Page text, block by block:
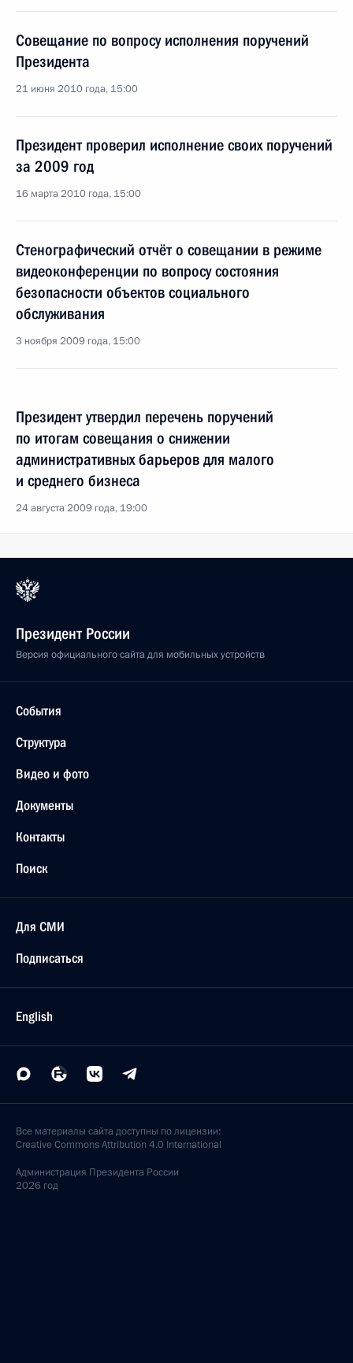
Совещание по вопросу исполнения поручений
Президента
21 июня 2010 года, 15:00
Президент проверил исполнение своих поручений
за 2009 год
16 марта 2010 года, 15:00
Стенографический отчёт о совещании в режиме
видеоконференции по вопросу состояния
безопасности объектов социального
обслуживания
3 ноября 2009 года, 15:00
Президент утвердил перечень поручений
по итогам совещания о снижении
административных барьеров для малого
и среднего бизнеса
24 августа 2009 года, 19:00
Президент России
Версия официального сайта для мобильных устройств
События
Структура
Видео и фото
Документы
Контакты
Поиск
Для СМИ
Подписаться
English
Все материалы сайта доступны по лицензии:
Creative Commons Attribution 4.0 International
Администрация Президента России
2026 год